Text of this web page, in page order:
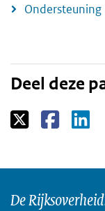
Deel deze
De